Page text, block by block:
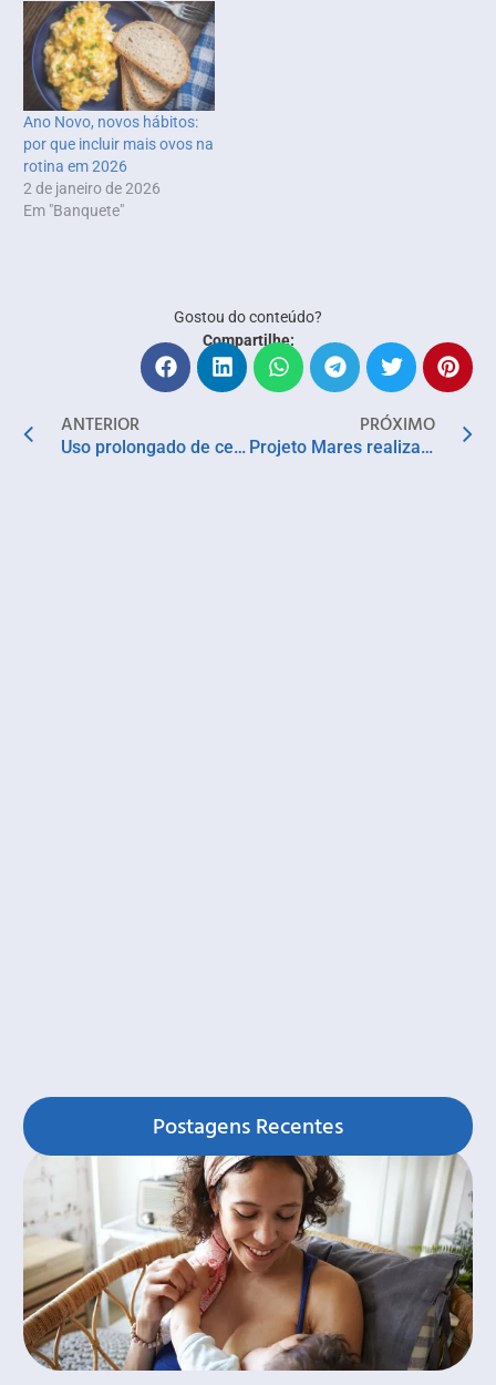
Ano Novo, novos hábitos:
por que incluir mais ovos na
rotina em 2026
2 de janeiro de 2026
Em "Banquete"
Gostou do conteúdo?
Compartilhe:
ANTERIOR
Uso prolongado de celular pode causar lesões na mão
PRÓXIMO
Projeto Mares realiza 2ª edição do Workshop “Restauração de Recifes de Coral
Postagens Recentes